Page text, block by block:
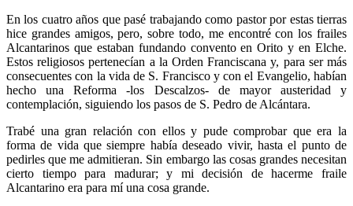
En los cuatro años que pasé trabajando como pastor por estas tierras
hice grandes amigos, pero, sobre todo, me encontré con los frailes
Alcantarinos que estaban fundando convento en Orito y en Elche.
Estos religiosos pertenecían a la Orden Franciscana y, para ser más
consecuentes con la vida de S. Francisco y con el Evangelio, habían
hecho una Reforma -los Descalzos- de mayor austeridad y
contemplación, siguiendo los pasos de S. Pedro de Alcántara.
Trabé una gran relación con ellos y pude comprobar que era la
forma de vida que siempre había deseado vivir, hasta el punto de
pedirles que me admitieran. Sin embargo las cosas grandes necesitan
cierto tiempo para madurar; y mi decisión de hacerme fraile
Alcantarino era para mí una cosa grande.